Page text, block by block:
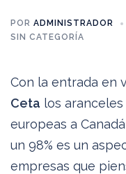
POR ADMINISTRADOR
SIN CATEGORÍA
Con la entrada en
Ceta los
europeas a
un 98% es un
empresas que